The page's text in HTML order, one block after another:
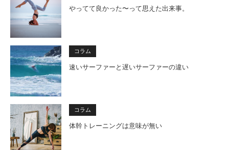
やってて良かった〜って思えた出来事。
コラム
速いサーファーと遅いサーファーの違い
コラム
体幹トレーニングは意味が無い